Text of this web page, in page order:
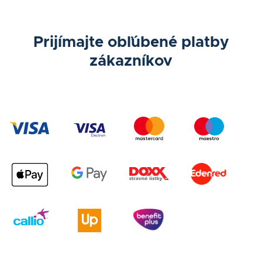
Prijímajte obľúbené platby
zákazníkov